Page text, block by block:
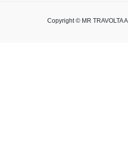
Copyright © MR TRAVOLTA